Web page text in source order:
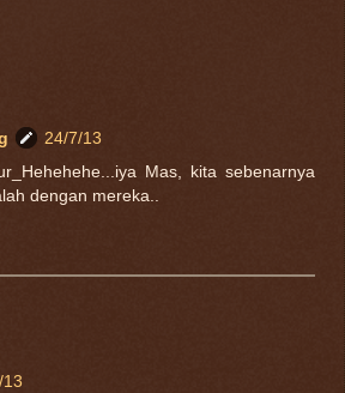
24/7/13
Mas, kita sebenarnya
dengan mereka..